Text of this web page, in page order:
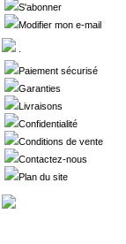
S'abonner
Modifier mon e-mail
Paiement sécurisé
Garanties
Livraisons
Confidentialité
Conditions de vente
Contactez-nous
Plan du site